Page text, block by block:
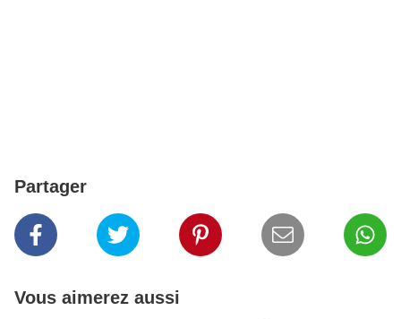
Partager
Vous aimerez aussi